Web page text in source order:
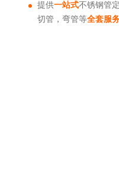
提供一站式不锈钢管
切管，弯管等全套服